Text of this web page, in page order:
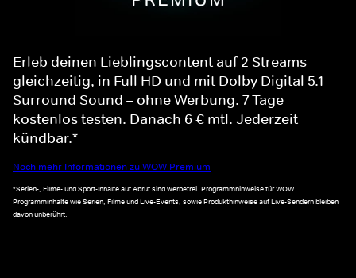
Erleb deinen Lieblingscontent auf 2 Streams
gleichzeitig, in Full HD und mit Dolby Digital 5.1
Surround Sound – ohne Werbung. 7 Tage
kostenlos testen. Danach 6 € mtl. Jederzeit
kündbar.*
Noch mehr Informationen zu WOW Premium
*Serien-, Filme- und Sport-Inhalte auf Abruf sind werbefrei. Programmhinweise für WOW
Programminhalte wie Serien, Filme und Live-Events, sowie Produkthinweise auf Live-Sendern bleiben
davon unberührt.